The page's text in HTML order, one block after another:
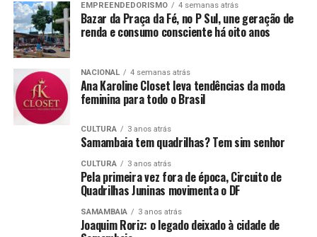
EMPREENDEDORISMO 4 semanas atrás
Bazar da Praça da Fé, no P Sul, une geração de
renda e consumo consciente há oito anos
NACIONAL 4 semanas atrás
Ana Karoline Closet leva tendências da moda
feminina para todo o Brasil
CULTURA 3 anos atrás
Samambaia tem quadrilhas? Tem sim senhor
CULTURA 3 anos atrás
Pela primeira vez fora de época, Circuito de
Quadrilhas Juninas movimenta o DF
SAMAMBAIA 3 anos atrás
Joaquim Roriz: o legado deixado à cidade de